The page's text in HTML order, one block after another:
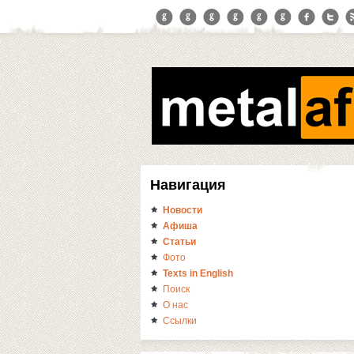
Навигация
Новости
Афиша
Статьи
Фото
Texts in English
Поиск
О нас
Ссылки